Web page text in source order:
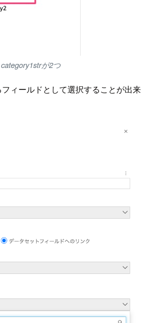
category1strが2つ
ィールドとして選択することが出来